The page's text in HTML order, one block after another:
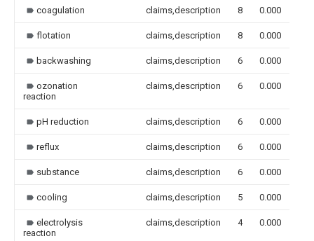
coagulation claims,description 8 0.000
flotation claims,description 8 0.000
backwashing claims,description 6 0.000
ozonation
reaction
claims,description 6 0.000
pH reduction claims,description 6 0.000
reflux claims,description 6 0.000
substance claims,description 6 0.000
cooling claims,description 5 0.000
electrolysis
reaction
claims,description 4 0.000